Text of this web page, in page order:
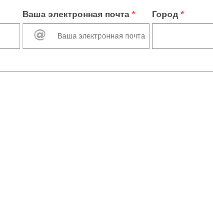
Ваша электронная почта * Город *